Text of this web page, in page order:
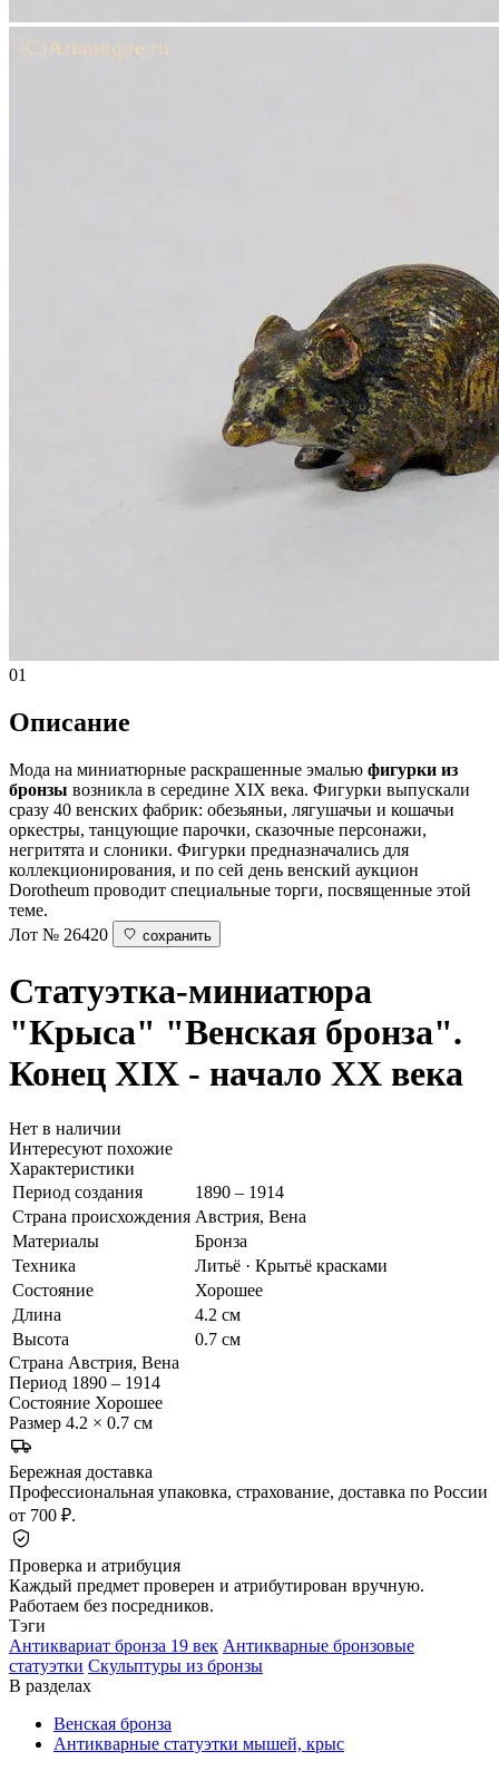
01
Описание
Мода на миниатюрные раскрашенные эмалью фигурки из
бронзы возникла в середине XIX века. Фигурки выпускали
сразу 40 венских фабрик: обезьяньи, лягушачьи и кошачьи
оркестры, танцующие парочки, сказочные персонажи,
негритята и слоники. Фигурки предназначались для
коллекционирования, и по сей день венский аукцион
Dorotheum проводит специальные торги, посвященные этой
теме.
Лот № 26420
сохранить
Статуэтка-миниатюра
"Крыса" "Венская бронза".
Конец XIX - начало ХХ века
Нет в наличии
Интересуют похожие
Характеристики
Период создания
1890 – 1914
Страна происхождения Австрия, Вена
Материалы
Бронза
Техника
Литьё · Крытьё красками
Состояние
Хорошее
Длина
4.2 см
Высота
0.7 см
Страна Австрия, Вена
Период 1890 – 1914
Состояние Хорошее
Размер 4.2 × 0.7 см
Бережная доставка
Профессиональная упаковка, страхование, доставка по России
от 700 ₽.
Проверка и атрибуция
Каждый предмет проверен и атрибутирован вручную.
Работаем без посредников.
Тэги
Антиквариат бронза 19 век Антикварные бронзовые
статуэтки Скульптуры из бронзы
В разделах
Венская бронза
Антикварные статуэтки мышей, крыс